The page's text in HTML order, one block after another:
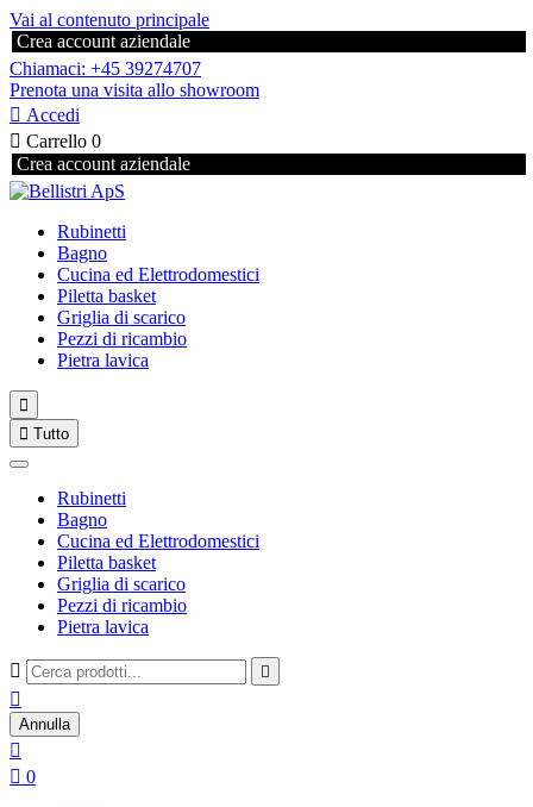
Vai al contenuto principale
Crea account aziendale
Chiamaci: +45 39274707
Prenota una visita allo showroom
 Accedi
 Carrello 0
Crea account aziendale
Rubinetti
Bagno
Cucina ed Elettrodomestici
Piletta basket
Griglia di scarico
Pezzi di ricambio
Pietra lavica

 Tutto
Rubinetti
Bagno
Cucina ed Elettrodomestici
Piletta basket
Griglia di scarico
Pezzi di ricambio
Pietra lavica
 

Annulla

 0